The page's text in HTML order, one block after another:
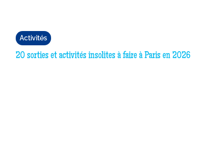
Activités
20 sorties et activités insolites à faire à Paris en 2026